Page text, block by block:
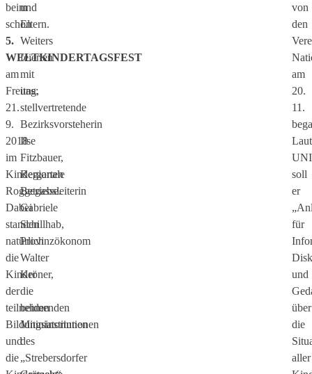
beim
schon
5.
WELTKINDERTAGSFEST
am
Freitag,
21.
9.
2018
im
Kindergarten
Roggegasse.
Dabei
standen
natürlich
die
Kinder
der
teilnehmenden
Bildungsinstitutionen
und
die
und
Eltern.
Weiters
feierten
mit
uns:
stellvertretende
Bezirksvorsteherin
Ilse
Fitzbauer,
Regionale
Betriebsleiterin
Gabriele
Schillhab,
Provinzökonom
Walter
Kröner,
die
beiden
Mitiniatorinnen
des
„Strebersdorfer
von
den
am
20.
11.
Laut
soll
er
für
und
über
die
aller